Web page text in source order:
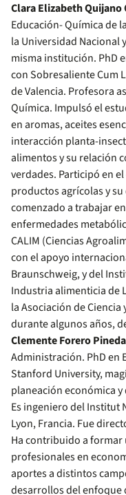
Clara Elizabeth Quijano
Educación- Química de
la Universidad Nacional
misma institución. PhD
con Sobresaliente Cum
de Valencia. Profesora
Química. Impulsó el
en aromas, aceites
interacción planta-
alimentos y su relación
verdades. Participó en
productos agrícolas y
comenzado a trabajar
enfermedades
CALIM (Ciencias
con el apoyo
Braunschweig, y del
Industria alimenticia de
la Asociación de Ciencia
durante algunos años,
Clemente Forero
Administración. PhD en
Stanford University,
planeación económica
Es ingeniero del Institut
Lyon, Francia. Fue
Ha contribuido a formar
profesionales en
aportes a distintos
desarrollos del